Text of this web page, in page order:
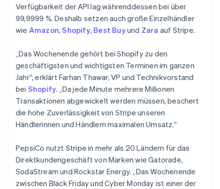
Verfügbarkeit der API lag währenddessen bei über
99,9999 %. Deshalb setzen auch große Einzelhändler
wie Amazon,Shopify, Best Buyund Zara auf Stripe.
„Das Wochenende gehört bei Shopify zu den
geschäftigsten und wichtigsten Terminen im ganzen
Jahr“, erklärt Farhan Thawar, VP und Technikvorstand
bei Shopify. „Da jede Minute mehrere Millionen
Transaktionen abgewickelt werden müssen, beschert
die hohe Zuverlässigkeit von Stripe unseren
Händlerinnen und Händlern maximalen Umsatz.“
PepsiCo nutzt Stripe in mehr als 20 Ländern für das
Direktkundengeschäft von Marken wie Gatorade,
SodaStream und Rockstar Energy. „Das Wochenende
zwischen Black Friday und Cyber Monday ist einer der
Australien
English
Belgien
NederlandsFrançaisDeutschEnglish
PortuguêsEnglish
Bulgarien
English
Dänemark
English